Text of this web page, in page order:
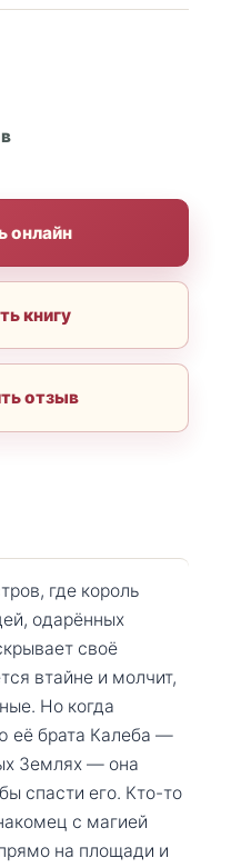
онлайн
книгу
отзыв
где король
одарённых
своё
втайне и молчит,
Но когда
её брата Калеба —
Землях — она
спасти его. Кто-то
с магией
на площади и